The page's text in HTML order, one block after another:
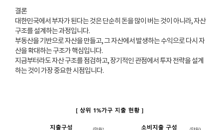
결론
대한민국에서 부자가 된다는 것은 단순히 돈을 많이 버는 것이 아니라, 자산
구조를 설계하는 과정입니다.
부동산을 기반으로 자산을 만들고, 그 자산에서 발생하는 수익으로 다시 자
산을 확대하는 구조가 핵심입니다.
지금부터라도 자산 구조를 점검하고, 장기적인 관점에서 투자 전략을 설계
하는 것이 가장 중요한 시점입니다.